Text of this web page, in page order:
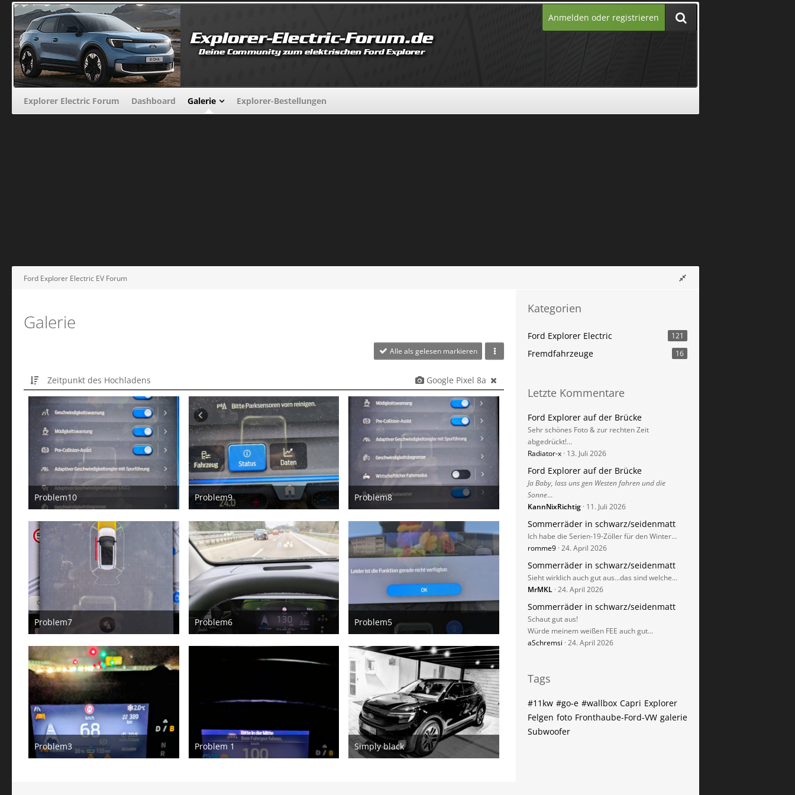
Anmelden oder registrieren
Explorer Electric Forum Dashboard Galerie Explorer-Bestellungen
Ford Explorer Electric EV Forum
Galerie
Alle als gelesen markieren
Zeitpunkt des Hochladens Google Pixel 8a
Problem10
12. Februar 2026
Problem9
12. Februar 2026
Problem8
12. Februar 2026
Problem7
12. Februar 2026
Problem6
12. Februar 2026
Problem5
12. Februar 2026
Problem3
12. Februar 2026
Problem 1
12. Februar 2026
Simply black
19. Oktober 2025
Kategorien
Ford Explorer Electric 121
Fremdfahrzeuge 16
Letzte Kommentare
Ford Explorer auf der Brücke
Sehr schönes Foto & zur rechten Zeit
abgedrückt!…
Radiator-x 13. Juli 2026
Ford Explorer auf der Brücke
Ja Baby, lass uns gen Westen fahren und die
Sonne…
KannNixRichtig 11. Juli 2026
Sommerräder in schwarz/seidenmatt
Ich habe die Serien-19-Zöller für den Winter…
romme9 24. April 2026
Sommerräder in schwarz/seidenmatt
Sieht wirklich auch gut aus…das sind welche…
MrMKL 24. April 2026
Sommerräder in schwarz/seidenmatt
Schaut gut aus!
Würde meinem weißen FEE auch gut…
aSchremsi 24. April 2026
Tags
#11kw #go-e #wallbox Capri Explorer
Felgen foto Fronthaube-Ford-VW galerie
Subwoofer